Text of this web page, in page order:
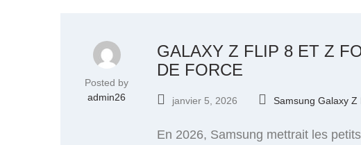
Posted by
admin26
GALAXY Z FLIP 8 ET Z
DE FORCE
janvier 5, 2026 Samsung Galaxy Z
En 2026, Samsung mettrait les